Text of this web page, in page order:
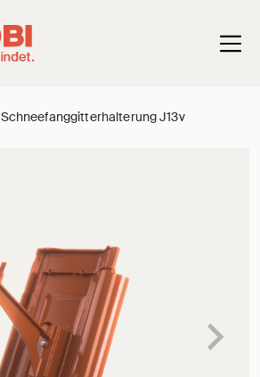
Schneefanggitterhalterung J13v